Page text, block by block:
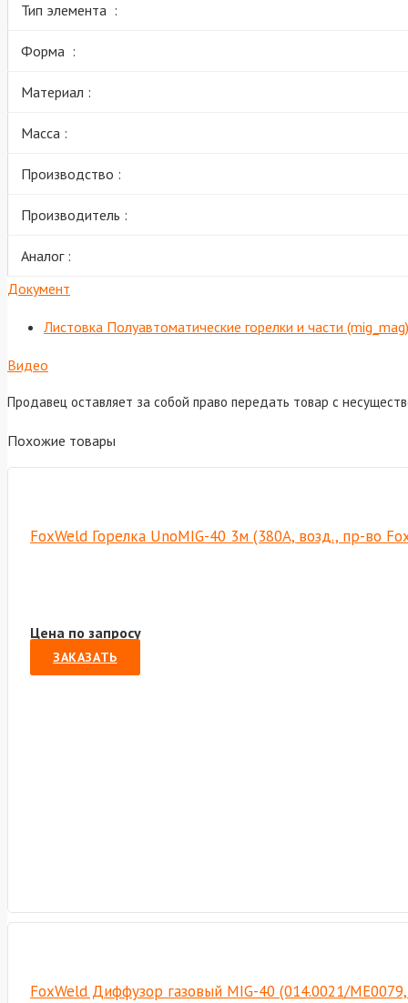
Тип элемента :
Форма :
Материал :
Масса :
Производство :
Производитель :
Аналог :
Документ
Листовка Полуавтоматические горелки и части (mig_mag)
Видео
Продавец оставляет за собой право передать товар с
Похожие товары
FoxWeld Горелка UnoMIG-40 3м (380А, возд., пр-во
Цена по запросу
ЗАКАЗАТЬ
FoxWeld Диффузор газовый MIG-40 (014.0021/